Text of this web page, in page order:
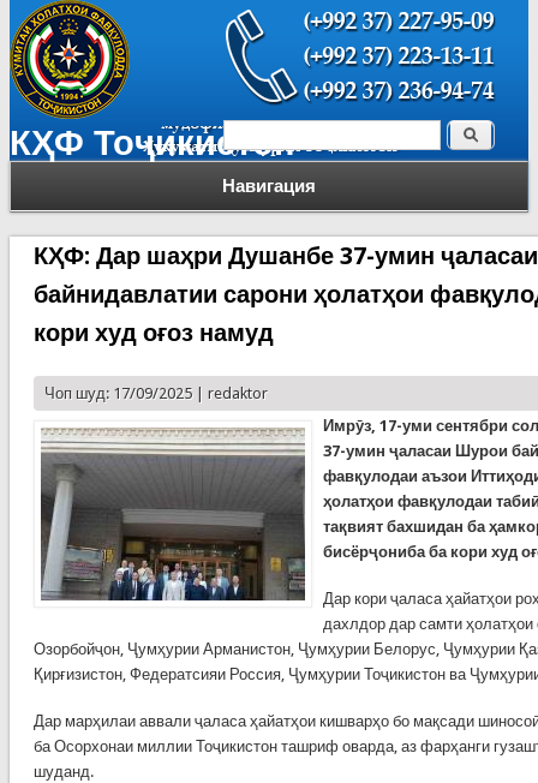
КҲФ Тоҷикистон
Навигация
Форма поиска Поиск
КҲФ: Дар шаҳри Душанбе 37-умин
байнидавлатии сарони ҳолатҳои
кори худ оғоз намуд
Чоп шуд: 17/09/2025 | redaktor
Имрӯз, 17-уми сентябри
37-умин ҷаласаи Шурои
фавқулодаи аъзои
ҳолатҳои фавқулодаи
тақвият бахшидан ба
бисёрҷониба ба кори худ
Дар кори ҷаласа ҳайатҳои
дахлдор дар самти
Озорбойҷон, Ҷумҳурии Арманистон, Ҷумҳурии Белорус, Ҷумҳурии
Қирғизистон, Федератсияи Россия, Ҷумҳурии Тоҷикистон ва
Дар марҳилаи аввали ҷаласа ҳайатҳои кишварҳо бо мақсади
ба Осорхонаи миллии Тоҷикистон ташриф оварда, аз фарҳанги
шуданд.